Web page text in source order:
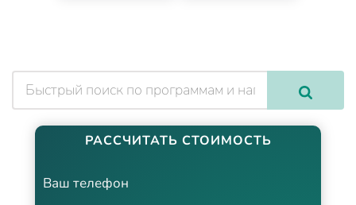
РАССЧИТАТЬ СТОИМОСТЬ
Ваш телефон